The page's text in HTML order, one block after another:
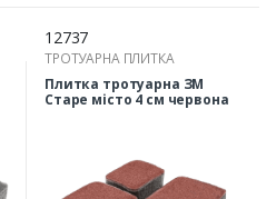
12737
ТРОТУАРНА ПЛИТКА
Плитка тротуарна ЗМ
Старе місто 4 см червона